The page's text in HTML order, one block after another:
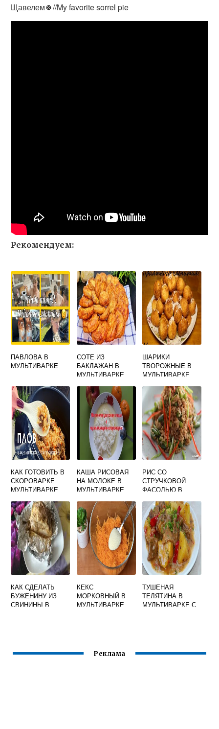
Щавелем🍀//My favorite sorrel pie
Рекомендуем:
ПАВЛОВА В
МУЛЬТИВАРКЕ
СОТЕ ИЗ
БАКЛАЖАН В
МУЛЬТИВАРКЕ
ШАРИКИ
ТВОРОЖНЫЕ В
МУЛЬТИВАРКЕ
КАК ГОТОВИТЬ В
СКОРОВАРКЕ
МУЛЬТИВАРКЕ
КАША РИСОВАЯ
НА МОЛОКЕ В
МУЛЬТИВАРКЕ
РИС СО
СТРУЧКОВОЙ
ФАСОЛЬЮ В
КАК СДЕЛАТЬ
БУЖЕНИНУ ИЗ
СВИНИНЫ В
КЕКС
МОРКОВНЫЙ В
МУЛЬТИВАРКЕ
ТУШЕНАЯ
ТЕЛЯТИНА В
МУЛЬТИВАРКЕ С
Реклама